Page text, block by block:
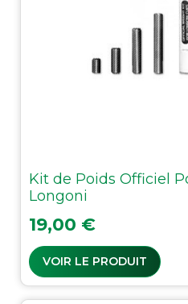
Kit de Poids Officiel
Longoni
Prix
19,00 €
VOIR LE PRODUIT